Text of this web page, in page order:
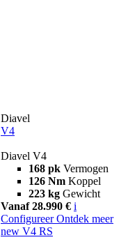
Diavel
V4
Diavel V4
168 pk Vermogen
126 Nm Koppel
223 kg Gewicht
Vanaf 28.990 € i
Configureer Ontdek meer
new V4 RS